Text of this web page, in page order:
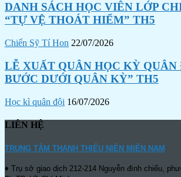
DANH SÁCH HỌC VIÊN LỚP
“TỰ VỆ THOÁT HIỂM” TH5
Chiến Sỹ Tí Hon 22/07/2026
LỄ XUẤT QUÂN HỌC KỲ
BƯỚC DƯỚI QUÂN KỲ” TH5
Học kì quân đội 16/07/2026
LIÊN HỆ
TRUNG TÂM THANH THIẾU NIÊN MIỀN NAM
♦ Trụ sở giao dịch 212-214 Nguyễn đình chiểu,